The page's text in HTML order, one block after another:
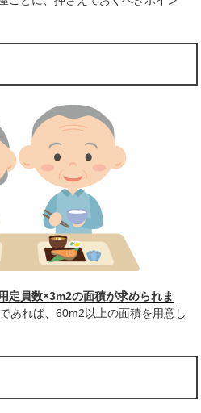
定員数×3m2の面積が求められま
あれば、60m2以上の面積を用意し